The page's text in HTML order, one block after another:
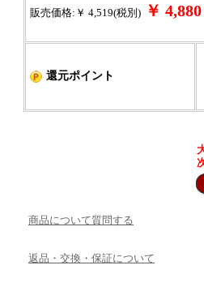
販売価格:￥ 4,519(税別) ￥
還元ポイント
商品について質問する
返品・交換・保証について